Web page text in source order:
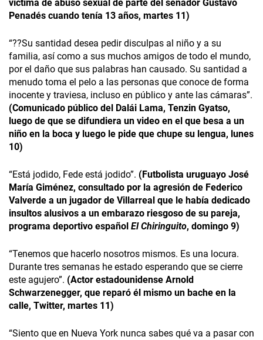
víctima de abuso sexual de parte del senador Gustavo
Penadés cuando tenía 13 años, martes 11)
“??Su santidad desea pedir disculpas al niño y a su
familia, así como a sus muchos amigos de todo el mundo,
por el daño que sus palabras han causado. Su santidad a
menudo toma el pelo a las personas que conoce de forma
inocente y traviesa, incluso en público y ante las cámaras”.
(Comunicado público del Dalái Lama, Tenzin Gyatso,
luego de que se difundiera un video en el que besa a un
niño en la boca y luego le pide que chupe su lengua, lunes
10)
“Está jodido, Fede está jodido”. (Futbolista uruguayo José
María Giménez, consultado por la agresión de Federico
Valverde a un jugador de Villarreal que le había dedicado
insultos alusivos a un embarazo riesgoso de su pareja,
programa deportivo español El Chiringuito, domingo 9)
“Tenemos que hacerlo nosotros mismos. Es una locura.
Durante tres semanas he estado esperando que se cierre
este agujero”. (Actor estadounidense Arnold
Schwarzenegger, que reparó él mismo un bache en la
calle, Twitter, martes 11)
“Siento que en Nueva York nunca sabes qué va a pasar con